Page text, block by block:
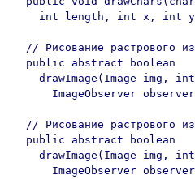
int length, int x, int
// Рисование растрового
  public abstract boolean
drawImage(Image img,
ImageObserver
// Рисование растрового
  public abstract boolean
drawImage(Image img,
ImageObserver